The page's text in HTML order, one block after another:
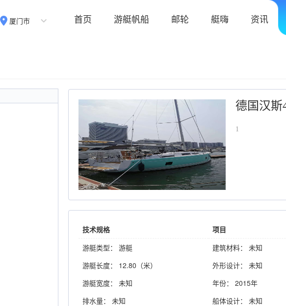
厦门市 首页 游艇帆船 邮轮 艇嗨 资讯
德国汉斯
1
技术规格
项目
游艇类型： 游艇
建筑材料： 未知
游艇长度： 12.80（米）
外形设计： 未知
游艇宽度： 未知
年份： 2015年
排水量： 未知
船体设计： 未知